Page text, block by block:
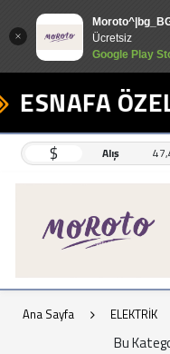
Ücretsiz
Google Play
ÖZEL
$ Alış
Ana Sayfa ELEKTRİK
Bu